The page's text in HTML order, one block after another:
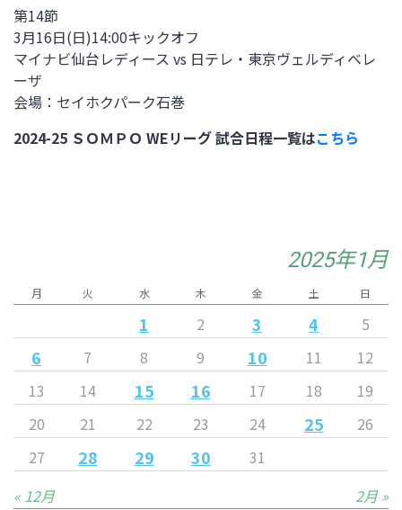
第14節
3月16日(日)14:00キックオフ
マイナビ仙台レディース vs 日テレ・東京ヴェルディベレ
ーザ
会場： セイホクパーク石巻
2024-25 ＳＯＭＰＯ WEリーグ試合日程一覧はこちら
2025年1月
月 火 水 木 金 土 日
1 2 3 4 5
6 7 8 9 10 11
12
13
14 15 16 17 18
19
20
21 22 23 24 25
26
27
28 29 30
31
« 12月
2月 »